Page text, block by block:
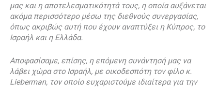
μας και η αποτελεσματικότητά τους, η οποία αυξάνεται
ακόμα περισσότερο μέσω της διεθνούς συνεργασίας,
όπως ακριβώς αυτή που έχουν αναπτύξει η Κύπρος, το
Ισραήλ και η Ελλάδα.
Αποφασίσαμε, επίσης, η επόμενη συνάντησή μας να
λάβει χώρα στο Ισραήλ, με οικοδεσπότη τον φίλο κ.
Lieberman, τον οποίο ευχαριστούμε ιδιαίτερα για την